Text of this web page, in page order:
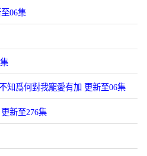
06集
知爲何對我寵愛有加 更新至06集
新至276集